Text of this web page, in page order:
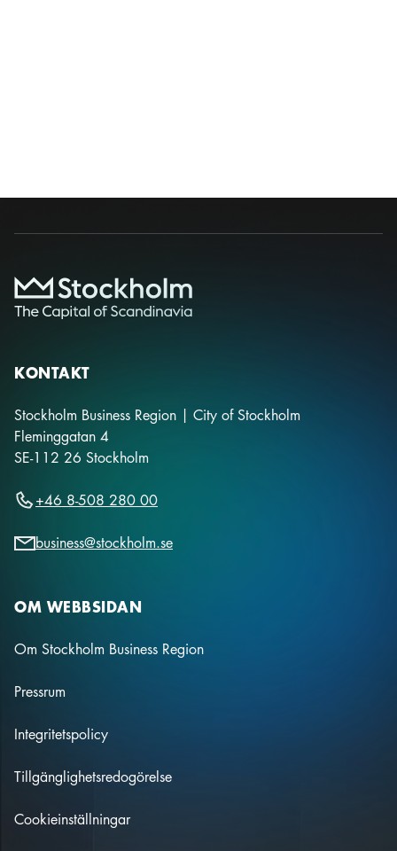
KONTAKT
Stockholm Business Region | City of Stockholm
Fleminggatan 4
SE-112 26 Stockholm
+46 8-508 280 00
business@stockholm.se
OM WEBBSIDAN
Om Stockholm Business Region
Pressrum
Integritetspolicy
Tillgänglighetsredogörelse
Cookieinställningar